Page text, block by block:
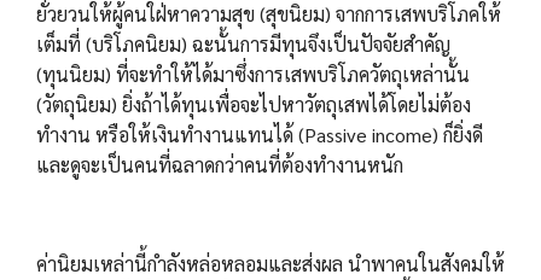
ยั่วยวนให้ผู้คนใฝ่หาความสุข (สุขนิยม) จากการเสพบริโภคให้
เต็มที่ (บริโภคนิยม) ฉะนั้นการมีทุนจึงเป็นปัจจัยสำคัญ
(ทุนนิยม) ที่จะทำให้ได้มาซึ่งการเสพบริโภควัตถุเหล่านั้น
(วัตถุนิยม) ยิ่งถ้าได้ทุนเพื่อจะไปหาวัตถุเสพได้โดยไม่ต้อง
ทำงาน หรือให้เงินทำงานแทนได้ (Passive income) ก็ยิ่งดี
และดูจะเป็นคนที่ฉลาดกว่าคนที่ต้องทำงานหนัก
ค่านิยมเหล่านี้กำลังหล่อหลอมและส่งผล นำพาคนในสังคมให้